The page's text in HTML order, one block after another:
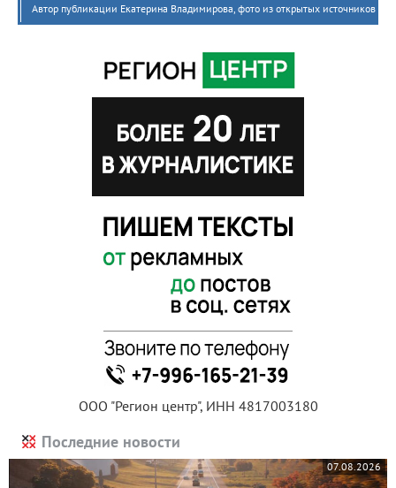
Автор публикации Екатерина Владимирова, фото из открытых источников
ООО "Регион центр", ИНН 4817003180
Последние новости
07.08.2026